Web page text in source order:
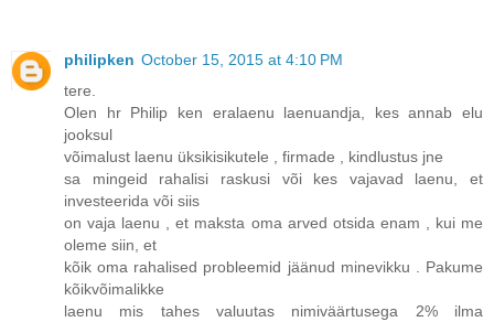
philipken October 15, 2015 at 4:10 PM
tere.
Olen hr Philip ken eralaenu laenuandja, kes annab elu
jooksul
võimalust laenu üksikisikutele , firmade , kindlustus jne
sa mingeid rahalisi raskusi või kes vajavad laenu, et
investeerida või siis
on vaja laenu , et maksta oma arved otsida enam , kui me
oleme siin, et
kõik oma rahalised probleemid jäänud minevikku . Pakume
kõikvõimalikke
laenu mis tahes valuutas nimiväärtusega 2% ilma